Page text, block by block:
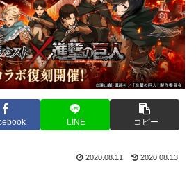
LINE コピー
2020.08.11 2020.08.13